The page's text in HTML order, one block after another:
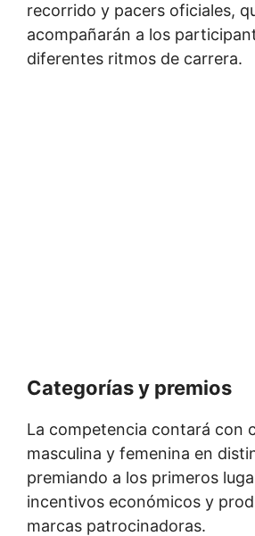
recorrido y pacers oficiales,
acompañarán a los
diferentes ritmos de carrera.
Categorías y premios
La competencia contará con
masculina y femenina en
premiando a los primeros
incentivos económicos y
marcas patrocinadoras.